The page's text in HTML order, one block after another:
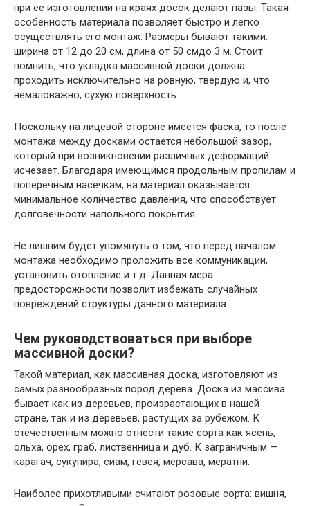
при ее изготовлении на краях досок делают пазы. Такая
особенность материала позволяет быстро и легко
осуществлять его монтаж. Размеры бывают такими:
ширина от 12 до 20 см, длина от 50 смдо 3 м. Стоит
помнить, что укладка массивной доски должна
проходить исключительно на ровную, твердую и, что
немаловажно, сухую поверхность.
Поскольку на лицевой стороне имеется фаска, то после
монтажа между досками остается небольшой зазор,
который при возникновении различных деформаций
исчезает. Благодаря имеющимся продольным пропилам и
поперечным насечкам, на материал оказывается
минимальное количество давления, что способствует
долговечности напольного покрытия.
Не лишним будет упомянуть о том, что перед началом
монтажа необходимо проложить все коммуникации,
установить отопление и т.д. Данная мера
предосторожности позволит избежать случайных
повреждений структуры данного материала.
Чем руководствоваться при выборе
массивной доски?
Такой материал, как массивная доска, изготовляют из
самых разнообразных пород дерева. Доска из массива
бывает как из деревьев, произрастающих в нашей
стране, так и из деревьев, растущих за рубежом. К
отечественным можно отнести такие сорта как ясень,
ольха, орех, граб, лиственница и дуб. К заграничным —
карагач, сукупира, сиам, гевея, мерсава, мератни.
Наиболее прихотливыми считают розовые сорта: вишня,